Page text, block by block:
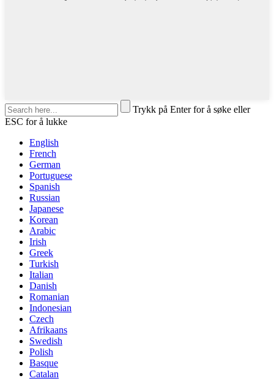
Trykk på Enter for å søke eller
ESC for å lukke
English
French
German
Portuguese
Spanish
Russian
Japanese
Korean
Arabic
Irish
Greek
Turkish
Italian
Danish
Romanian
Indonesian
Czech
Afrikaans
Swedish
Polish
Basque
Catalan